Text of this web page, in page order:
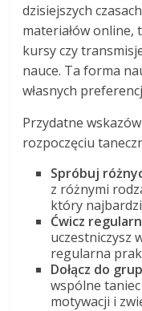
dzisiejszych
materiałów online,
kursy czy
nauce. Ta forma
własnych
Przydatne
rozpoczęciu
Spróbuj
z różnymi
który
Ćwicz
uczestniczysz
regularna
Dołącz do
wspólne
motywacji i